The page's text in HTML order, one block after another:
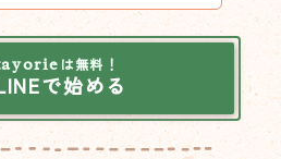
は無料！
で始める